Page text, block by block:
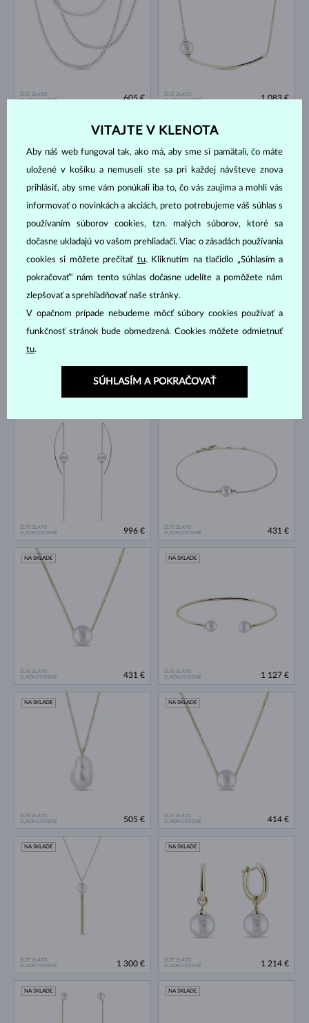
ŽLTÉ ZLATO
SLADKOVODNÉ
605 €
ŽLTÉ ZLATO
SLADKOVODNÉ
1 083 €
ŽLTÉ ZLATO
SLADKOVODNÉ
1 083 €
ŽLTÉ ZLATO
SLADKOVODNÉ
NA SKLADE
953 €
1 170 €
ŽLTÉ ZLATO
ŽLTÉ ZLATO
SLADKOVODNÉ
996 €
ŽLTÉ ZLATO
SLADKOVODNÉ
431 €
ŽLTÉ ZLATO
SLADKOVODNÉ
NA SKLADE
431 €
ŽLTÉ ZLATO
SLADKOVODNÉ
NA SKLADE
1 127 €
ŽLTÉ ZLATO
SLADKOVODNÉ
NA SKLADE
505 €
ŽLTÉ ZLATO
SLADKOVODNÉ
NA SKLADE
414 €
ŽLTÉ ZLATO
SLADKOVODNÉ
NA SKLADE
1 300 €
ŽLTÉ ZLATO
SLADKOVODNÉ
NA SKLADE
1 214 €
NA SKLADE NA SKLADE
VITAJTE V KLENOTA
Aby náš web fungoval tak, ako má, aby sme si pamätali, čo máte
uložené v košíku a nemuseli ste sa pri každej návšteve znova
prihlásiť, aby sme vám ponúkali iba to, čo vás zaujíma a mohli vás
informovať o novinkách a akciách, preto potrebujeme váš súhlas s
používaním súborov cookies, tzn. malých súborov, ktoré sa
dočasne ukladajú vo vašom prehliadači. Viac o zásadách používania
cookies si môžete prečítať tu. Kliknutím na tlačidlo „Súhlasím a
pokračovať“ nám tento súhlas dočasne udelíte a pomôžete nám
zlepšovať a sprehľadňovať naše stránky.
V opačnom prípade nebudeme môcť súbory cookies používať a
funkčnosť stránok bude obmedzená. Cookies môžete odmietnuť
tu.
SÚHLASÍM A POKRAČOVAŤ